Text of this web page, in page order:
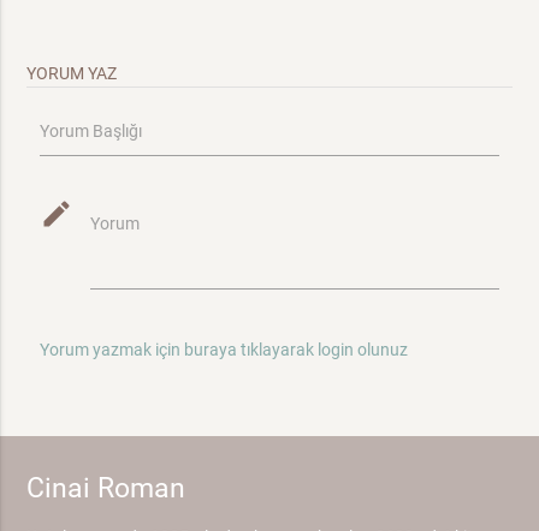
YORUM YAZ
Yorum Başlığı
mode_edit Yorum
Yorum yazmak için buraya tıklayarak login olunuz
Cinai Roman